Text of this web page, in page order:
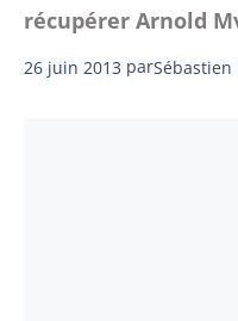
récupérer Arnold
26 juin 2013 parSébastien